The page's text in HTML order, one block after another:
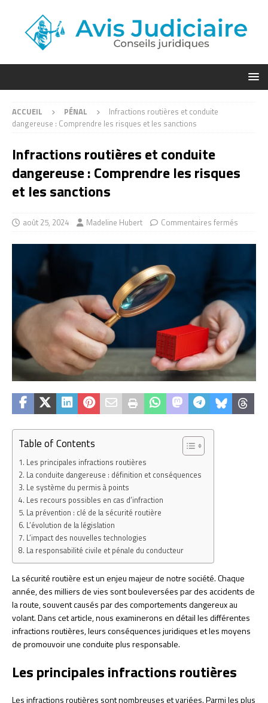
ACCUEIL PÉNAL
Infractions routières et conduite
dangereuse : Comprendre les risques et les sanctions
Infractions routières et conduite
dangereuse : Comprendre les risques
et les sanctions
août 25, 2024 Madeline Hubert Commentaires fermés
Table of Contents
Les principales infractions routières
La conduite dangereuse : définition et conséquences
Le système du permis à points
Les recours possibles en cas d’infraction
La prévention : clé de la sécurité routière
L’évolution de la législation
L’impact des nouvelles technologies
La responsabilité civile et pénale du conducteur
La sécurité routière est un enjeu majeur de notre société. Chaque
année, des milliers de vies sont bouleversées par des accidents de
la route, souvent causés par des comportements dangereux au
volant. Dans cet article, nous examinerons en détail les différentes
infractions routières, leurs conséquences juridiques et les moyens
de promouvoir une conduite plus responsable.
Les principales infractions routières
Les infractions routières sont nombreuses et variées. Parmi les plus